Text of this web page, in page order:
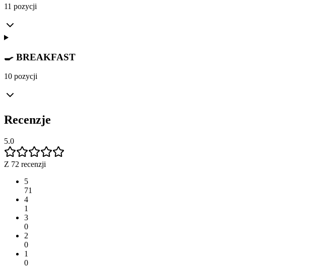
11 pozycji
🍳 BREAKFAST
10 pozycji
Recenzje
5.0
Z 72 recenzji
5
71
4
1
3
0
2
0
1
0